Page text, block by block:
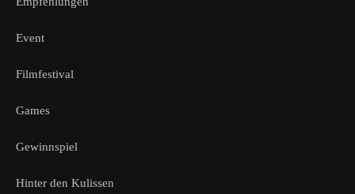
Event
Filmfestival
Games
Gewinnspiel
Hinter den Kulissen